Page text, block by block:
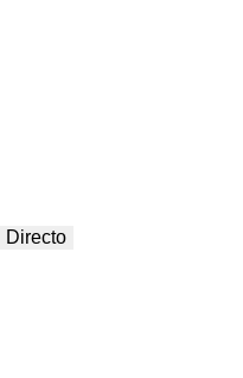
Directo